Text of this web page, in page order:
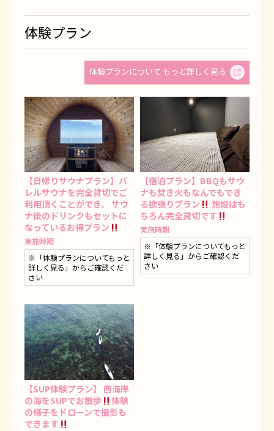
体験プラン
体験プランについて もっと詳しく見る
【日帰りサウナプラン】バ
レルサウナを完全貸切でご
利用頂くことができ、 サウ
ナ後のドリンクもセットに
なっているお得プラン
実施時期
※「体験プランについてもっと
詳しく見る」からご確認くだ
さい
【宿泊プラン】BBQもサウ
ナも焚き火もなんでもでき
る欲張りプラン
施設はも
ちろん完全貸切です
実施時期
※「体験プランについてもっと
詳しく見る」からご確認くだ
さい
【SUP体験プラン】 西海岸
の海をSUPでお散歩
体験
の様子をドローンで撮影も
できます